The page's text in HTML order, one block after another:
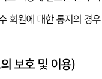
회원에 대한 통지의 경
보호 및 이용)